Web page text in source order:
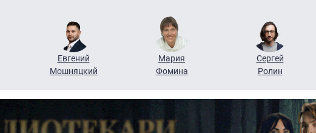
Евгений
Мошняцкий
Мария
Фомина
Сергей
Ролин